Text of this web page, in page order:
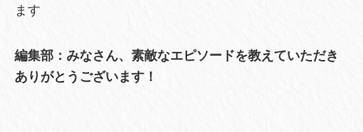
ます
編集部：みなさん、素敵なエピソードを教えていただき
ありがとうございます！